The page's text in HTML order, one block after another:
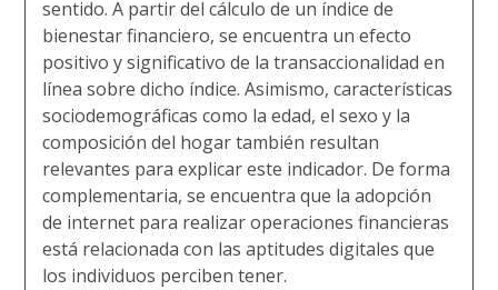
sentido. A partir del cálculo de un índice de
bienestar financiero, se encuentra un efecto
positivo y significativo de la transaccionalidad en
línea sobre dicho índice. Asimismo, características
sociodemográficas como la edad, el sexo y la
composición del hogar también resultan
relevantes para explicar este indicador. De forma
complementaria, se encuentra que la adopción
de internet para realizar operaciones financieras
está relacionada con las aptitudes digitales que
los individuos perciben tener.